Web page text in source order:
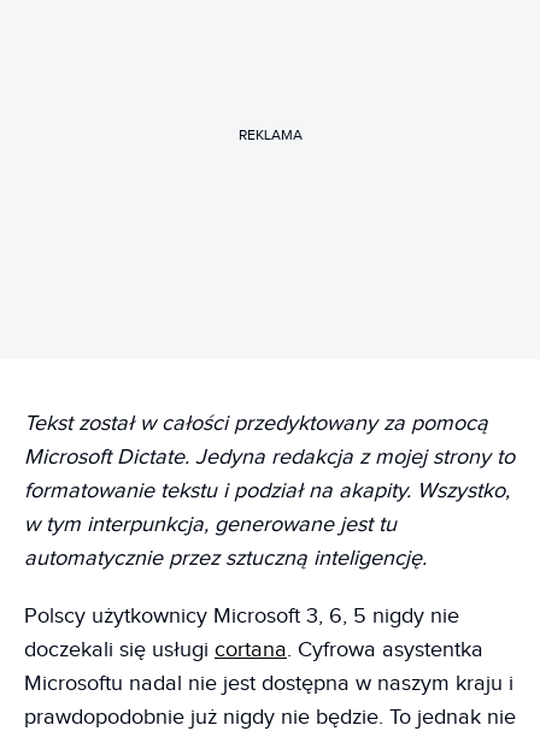
REKLAMA
Tekst został w całości przedyktowany za pomocą
Microsoft Dictate. Jedyna redakcja z mojej strony to
formatowanie tekstu i podział na akapity. Wszystko,
w tym interpunkcja, generowane jest tu
automatycznie przez sztuczną inteligencję.
Polscy użytkownicy Microsoft 3, 6, 5 nigdy nie
doczekali się usługi cortana. Cyfrowa asystentka
Microsoftu nadal nie jest dostępna w naszym kraju i
prawdopodobnie już nigdy nie będzie. To jednak nie